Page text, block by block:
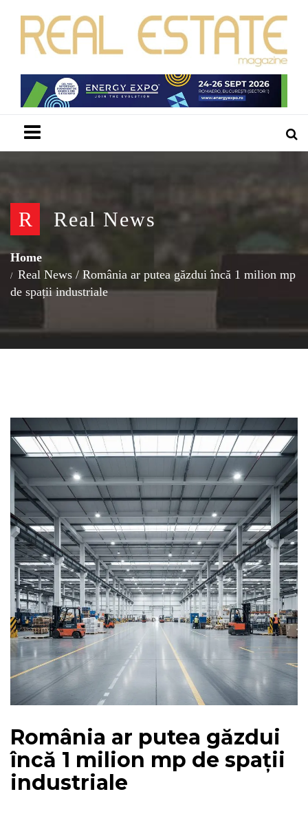
R Real News
Home
Real News / România ar putea găzdui încă 1 milion mp
de spații industriale
România ar putea găzdui
încă 1 milion mp de spații
industriale